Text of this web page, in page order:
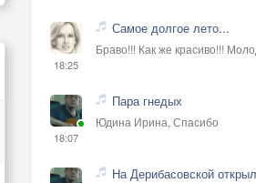
18:25
Самое долгое лето...
Браво!!! Как же красиво!!!
18:07
Пара гнедых
Юдина Ирина, Спасибо
На Дерибасовской